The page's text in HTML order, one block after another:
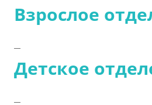
Взрослое
Детское